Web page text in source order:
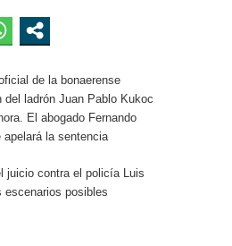
de la bonaerense
del ladrón Juan Pablo Kukoc
El abogado Fernando
apelará la sentencia